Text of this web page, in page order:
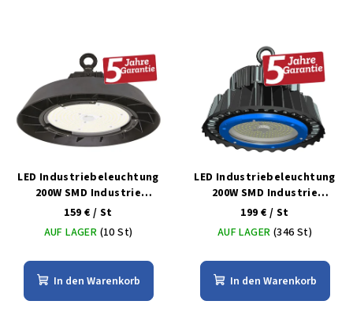
LED Industriebeleuchtung
200W SMD Industrie
Kaltweiß
159 € / St
AUF LAGER (10 St)
In den Warenkorb
LED Industriebeleuchtung
200W SMD Industrie
Kaltweiß
199 € / St
AUF LAGER (346 St)
In den Warenkorb